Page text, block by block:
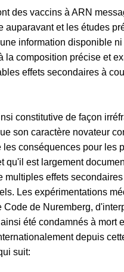
des vaccins à ARN
auparavantet les études
information disponible
la composition précise et
effets secondaires à
constitutive de façon
son caractère novateur
les conséquences pour les
qu'il est largement
multiples effets
. Les expérimentations
Code de Nuremberg,
été condamnés à mort
depuis
suit: